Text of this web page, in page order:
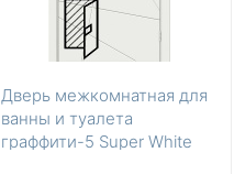
Дверь межкомнатная для
ванны и туалета
граффити-5 Super White